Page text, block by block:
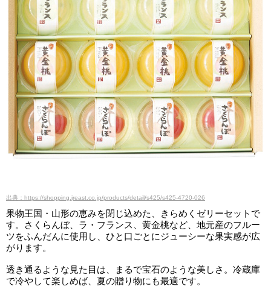
出典：https://shopping.jreast.co.jp/products/detail/s425/s425-4720-026
果物王国・山形の恵みを閉じ込めた、きらめくゼリーセットで
す。さくらんぼ、ラ・フランス、黄金桃など、地元産のフルー
ツをふんだんに使用し、ひと口ごとにジューシーな果実感が広
がります。
透き通るような見た目は、まるで宝石のような美しさ。冷蔵庫
で冷やして楽しめば、夏の贈り物にも最適です。